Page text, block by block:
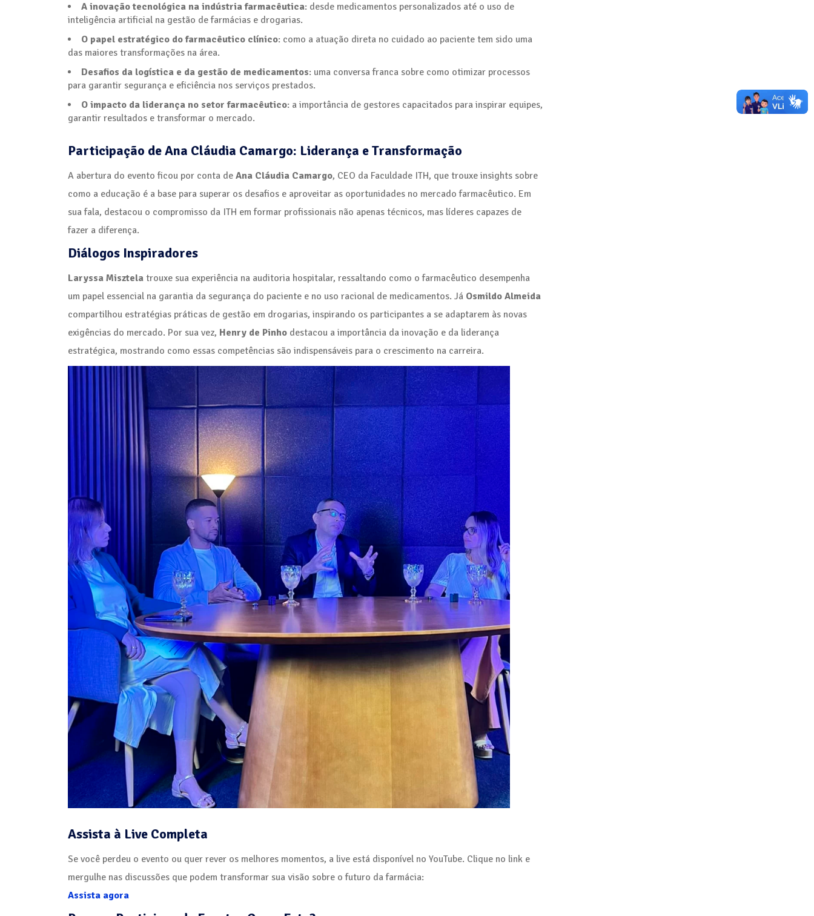
A inovação tecnológica na indústria farmacêutica: desde medicamentos personalizados até o uso de
inteligência artificial na gestão de farmácias e drogarias.
O papel estratégico do farmacêutico clínico: como a atuação direta no cuidado ao paciente tem sido uma
das maiores transformações na área.
Desafios da logística e da gestão de medicamentos: uma conversa franca sobre como otimizar processos
para garantir segurança e eficiência nos serviços prestados.
O impacto da liderança no setor farmacêutico: a importância de gestores capacitados para inspirar equipes,
garantir resultados e transformar o mercado.
Participação de Ana Cláudia Camargo: Liderança e Transformação
A abertura do evento ficou por conta de Ana Cláudia Camargo, CEO da Faculdade ITH, que trouxe insights sobre
como a educação é a base para superar os desafios e aproveitar as oportunidades no mercado farmacêutico. Em
sua fala, destacou o compromisso da ITH em formar profissionais não apenas técnicos, mas líderes capazes de
fazer a diferença.
Diálogos Inspiradores
Laryssa Misztela trouxe sua experiência na auditoria hospitalar, ressaltando como o farmacêutico desempenha
um papel essencial na garantia da segurança do paciente e no uso racional de medicamentos. Já Osmildo Almeida
compartilhou estratégias práticas de gestão em drogarias, inspirando os participantes a se adaptarem às novas
exigências do mercado. Por sua vez, Henry de Pinho destacou a importância da inovação e da liderança
estratégica, mostrando como essas competências são indispensáveis para o crescimento na carreira.
Assista à Live Completa
Se você perdeu o evento ou quer rever os melhores momentos, a live está disponível no YouTube. Clique no link e
mergulhe nas discussões que podem transformar sua visão sobre o futuro da farmácia:
Assista agora